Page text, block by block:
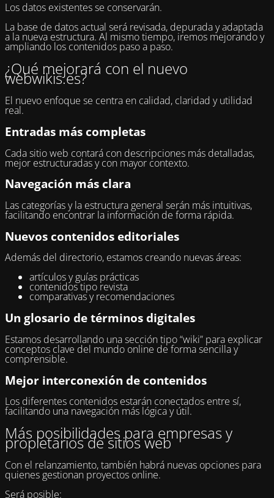
Los datos existentes se conservarán.
La base de datos actual será revisada, depurada y adaptada
a la nueva estructura. Al mismo tiempo, iremos mejorando y
ampliando los contenidos paso a paso.
¿Qué mejorará con el nuevo
webwikis.es?
El nuevo enfoque se centra en calidad, claridad y utilidad
real.
Entradas más completas
Cada sitio web contará con descripciones más detalladas,
mejor estructuradas y con mayor contexto.
Navegación más clara
Las categorías y la estructura general serán más intuitivas,
facilitando encontrar la información de forma rápida.
Nuevos contenidos editoriales
Además del directorio, estamos creando nuevas áreas:
artículos y guías prácticas
contenidos tipo revista
comparativas y recomendaciones
Un glosario de términos digitales
Estamos desarrollando una sección tipo “wiki” para explicar
conceptos clave del mundo online de forma sencilla y
comprensible.
Mejor interconexión de contenidos
Los diferentes contenidos estarán conectados entre sí,
facilitando una navegación más lógica y útil.
Más posibilidades para empresas y
propietarios de sitios web
Con el relanzamiento, también habrá nuevas opciones para
quienes gestionan proyectos online.
Será posible: